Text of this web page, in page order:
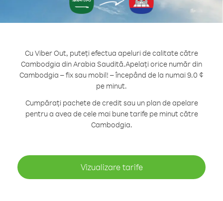
Cu Viber Out, puteți efectua apeluri de calitate către
Cambodgia din Arabia Saudită.Apelați orice număr din
Cambodgia – fix sau mobil! – începând de la numai 9.0 ¢
pe minut.
Cumpărați pachete de credit sau un plan de apelare
pentru a avea de cele mai bune tarife pe minut către
Cambodgia.
Vizualizare tarife